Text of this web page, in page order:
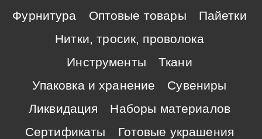
Фурнитура
Оптовые товары
Пайетки
Нитки, тросик, проволока
Инструменты
Ткани
Упаковка и хранение
Сувениры
Ликвидация
Наборы материалов
Сертификаты
Готовые украшения